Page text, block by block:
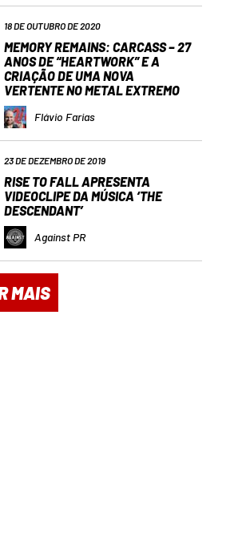
18 DE OUTUBRO DE 2020
MEMORY REMAINS: CARCASS – 27
ANOS DE “HEARTWORK” E A
CRIAÇÃO DE UMA NOVA
VERTENTE NO METAL EXTREMO
Flávio Farias
23 DE DEZEMBRO DE 2019
RISE TO FALL APRESENTA
VIDEOCLIPE DA MÚSICA ‘THE
DESCENDANT’
Against PR
MAIS